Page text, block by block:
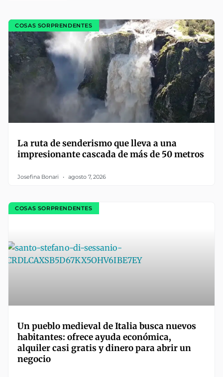
COSAS SORPRENDENTES
La ruta de senderismo que lleva a una
impresionante cascada de más de 50 metros
Josefina Bonari agosto 7, 2026
COSAS SORPRENDENTES
Un pueblo medieval de Italia busca nuevos
habitantes: ofrece ayuda económica,
alquiler casi gratis y dinero para abrir un
negocio